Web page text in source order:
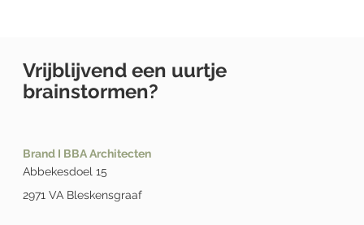
Vrijblijvend een uurtje
brainstormen?
Brand I BBA Architecten
Abbekesdoel 15
2971 VA Bleskensgraaf